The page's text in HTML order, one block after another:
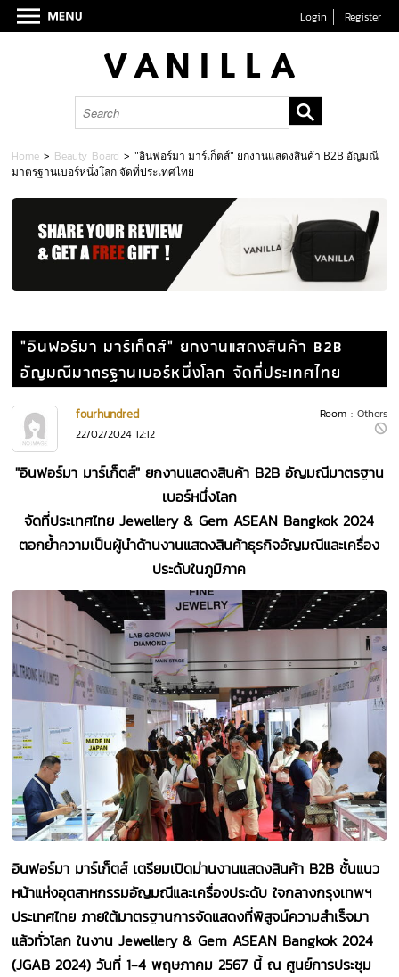
Login Register
Home > Beauty Board >"อินฟอร์มา มาร์เก็ตส์" ยกงานแสดงสินค้า B2B อัญมณี
มาตรฐานเบอร์หนึ่งโลก จัดที่ประเทศไทย
"อินฟอร์มา มาร์เก็ตส์" ยกงานแสดงสินค้า B2B
อัญมณีมาตรฐานเบอร์หนึ่งโลก จัดที่ประเทศไทย
Room : Others
fourhundred
22/02/2024 12:12
"อินฟอร์มา มาร์เก็ตส์" ยกงานแสดงสินค้า B2B อัญมณีมาตรฐาน
เบอร์หนึ่งโลก
จัดที่ประเทศไทย Jewellery & Gem ASEAN Bangkok 2024
ตอกย้ำความเป็นผู้นำด้านงานแสดงสินค้าธุรกิจอัญมณีและเครื่อง
ประดับในภูมิภาค
อินฟอร์มา มาร์เก็ตส์ เตรียมเปิดม่านงานแสดงสินค้า B2B ชั้นแนว
หน้าแห่งอุตสาหกรรมอัญมณีและเครื่องประดับ ใจกลางกรุงเทพฯ
ประเทศไทย ภายใต้มาตรฐานการจัดแสดงที่พิสูจน์ความสำเร็จมา
แล้วทั่วโลก ในงาน Jewellery & Gem ASEAN Bangkok 2024
(JGAB 2024) วันที่ 1-4 พฤษภาคม 2567 นี้ ณ ศูนย์การประชุม